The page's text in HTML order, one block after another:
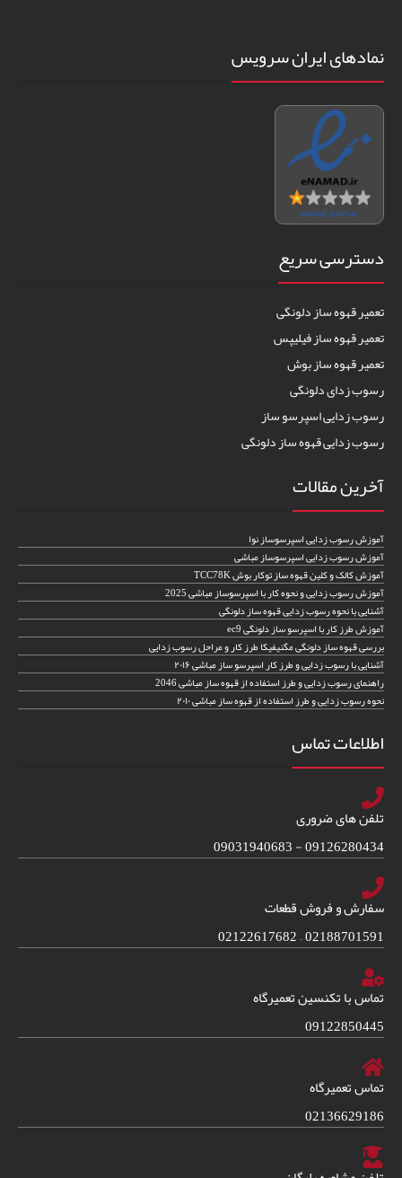
نمادهای ایران سرویس
دسترسی سریع
تعمیر قهوه ساز دلونگی
تعمیر قهوه ساز فیلیپس
تعمیر قهوه ساز بوش
رسوب زدای دلونگی
رسوب زدایی اسپرسو ساز
رسوب زدایی قهوه ساز دلونگی
آخرین مقالات
آموزش رسوب زدایی اسپرسوساز نوا
آموزش رسوب زدایی اسپرسوساز مباشی
آموزش کالک و کلین قهوه ساز توکار بوش TCC78K
آموزش رسوب زدایی و نحوه کار با اسپرسوساز مباشی 2025
آشنایی با نحوه رسوب زدایی قهوه ساز دلونگی
آموزش طرز کار با اسپرسو ساز دلونگی ec9
بررسی قهوه ساز دلونگی مگنیفیکا طرز کار و مراحل رسوب زدایی
آشنایی با رسوب زدایی و طرز کار اسپرسو ساز مباشی ۲۰۱۶
راهنمای رسوب زدایی و طرز استفاده از قهوه ساز مباشی 2046
نحوه رسوب زدایی و طرز استفاده از قهوه ساز مباشی ۲۰۱۰
اطلاعات تماس
تلفن های ضروری
09126280434 - 09031940683
سفارش و فروش قطعات
02188701591 – 02122617682
تماس با تکنسین تعمیرگاه
09122850445
تماس تعمیرگاه
02136629186